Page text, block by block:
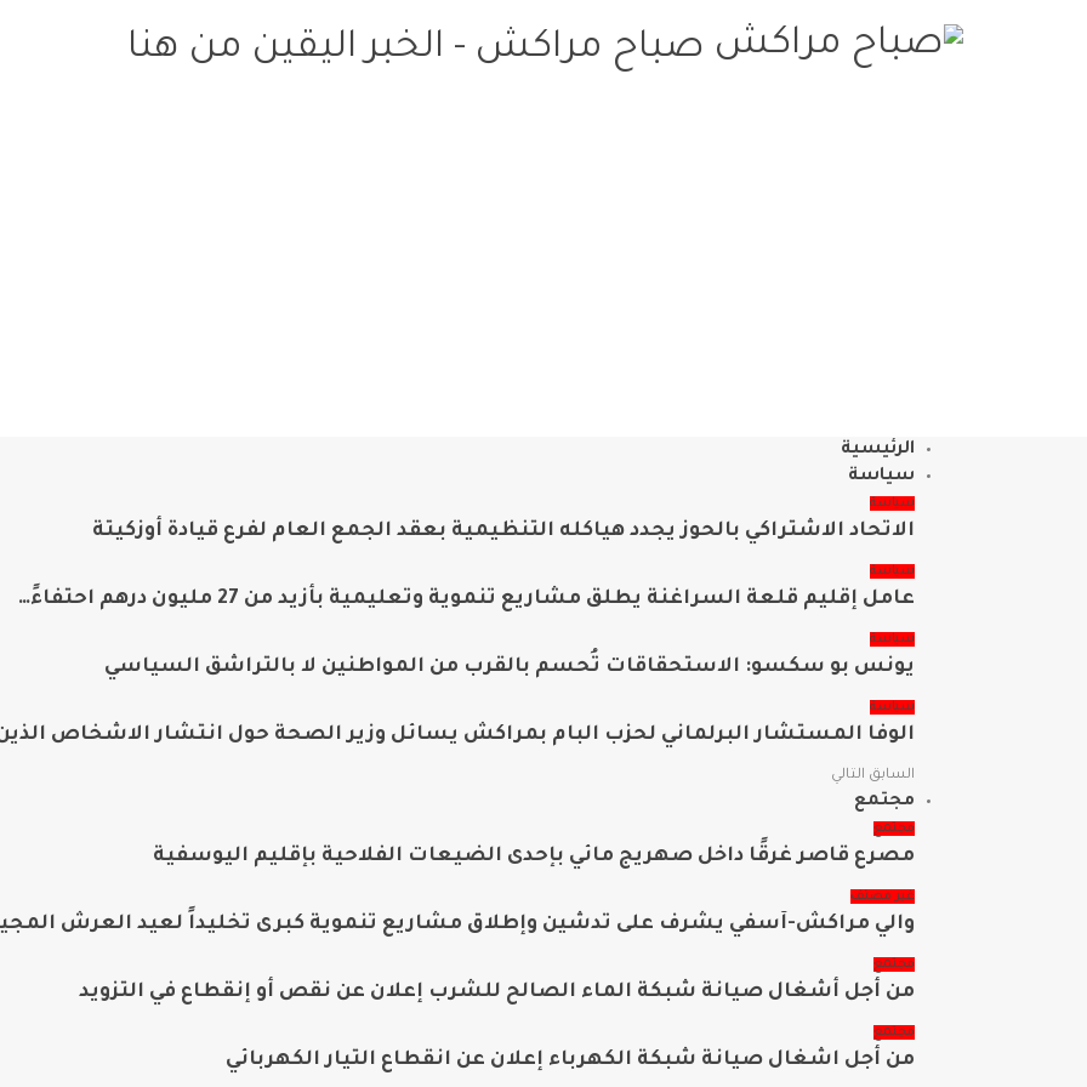
صباح مراكش - الخبر اليقين من هنا
الرئيسية
سياسة
سياسة
الاتحاد الاشتراكي بالحوز يجدد هياكله التنظيمية بعقد الجمع العام لفرع قيادة أوزكيتة
سياسة
عامل إقليم قلعة السراغنة يطلق مشاريع تنموية وتعليمية بأزيد من 27 مليون درهم احتفاءً…
سياسة
يونس بو سكسو: الاستحقاقات تُحسم بالقرب من المواطنين لا بالتراشق السياسي
سياسة
الوفا المستشار البرلماني لحزب البام بمراكش يسائل وزير الصحة حول انتشار الاشخاص
السابق التالي
مجتمع
مجتمع
مصرع قاصر غرقًا داخل صهريج مائي بإحدى الضيعات الفلاحية بإقليم اليوسفية
غير مصنف
والي مراكش-آسفي يشرف على تدشين وإطلاق مشاريع تنموية كبرى تخليداً لعيد العرش
مجتمع
من أجل أشغال صيانة شبكة الماء الصالح للشرب إعلان عن نقص أو إنقطاع في التزويد
مجتمع
من أجل اشغال صيانة شبكة الكهرباء إعلان عن انقطاع التيار الكهربائي